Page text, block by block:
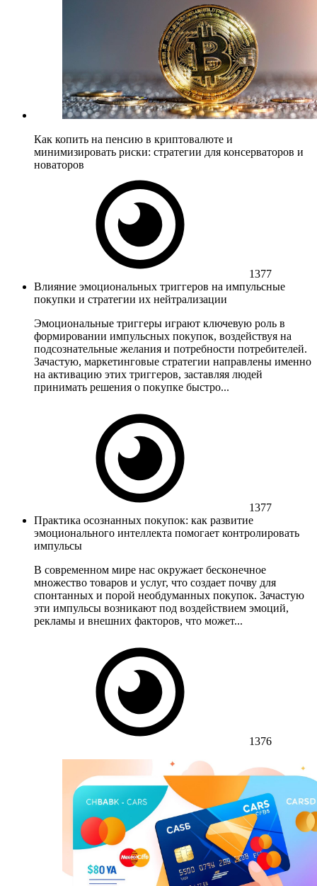
Как копить на пенсию в криптовалюте и
минимизировать риски: стратегии для консерваторов и
новаторов
1377
Влияние эмоциональных триггеров на импульсные
покупки и стратегии их нейтрализации
Эмоциональные триггеры играют ключевую роль в
формировании импульсных покупок, воздействуя на
подсознательные желания и потребности потребителей.
Зачастую, маркетинговые стратегии направлены именно
на активацию этих триггеров, заставляя людей
принимать решения о покупке быстро...
1377
Практика осознанных покупок: как развитие
эмоционального интеллекта помогает контролировать
импульсы
В современном мире нас окружает бесконечное
множество товаров и услуг, что создает почву для
спонтанных и порой необдуманных покупок. Зачастую
эти импульсы возникают под воздействием эмоций,
рекламы и внешних факторов, что может...
1376